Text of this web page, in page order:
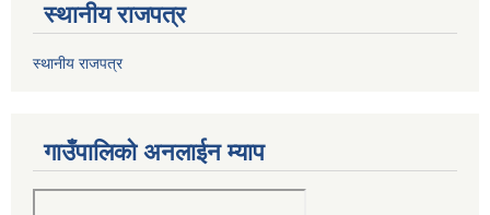
स्थानीय राजपत्र
स्थानीय राजपत्र
गाउँपालिको अनलाईन म्याप